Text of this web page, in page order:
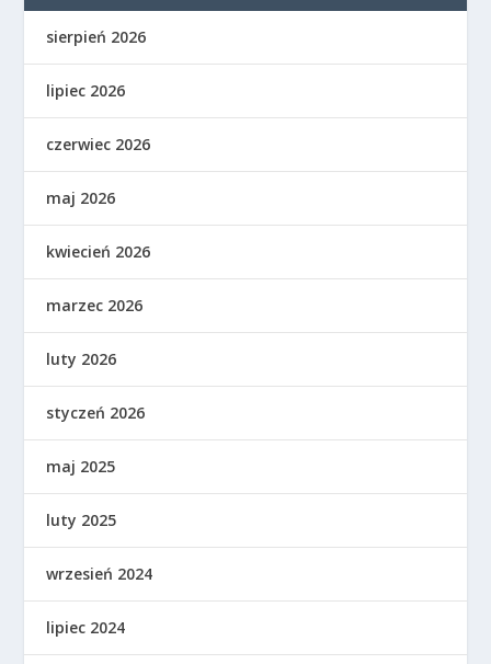
sierpień 2026
lipiec 2026
czerwiec 2026
maj 2026
kwiecień 2026
marzec 2026
luty 2026
styczeń 2026
maj 2025
luty 2025
wrzesień 2024
lipiec 2024